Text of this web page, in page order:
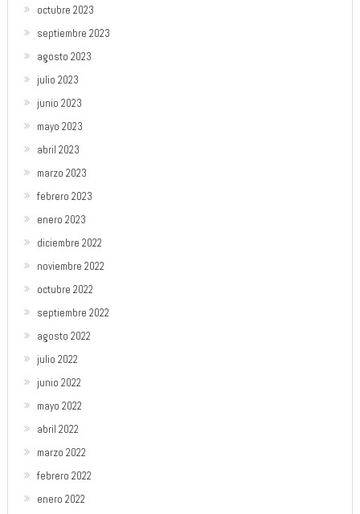
octubre 2023
septiembre 2023
agosto 2023
julio 2023
junio 2023
mayo 2023
abril 2023
marzo 2023
febrero 2023
enero 2023
diciembre 2022
noviembre 2022
octubre 2022
septiembre 2022
agosto 2022
julio 2022
junio 2022
mayo 2022
abril 2022
marzo 2022
febrero 2022
enero 2022